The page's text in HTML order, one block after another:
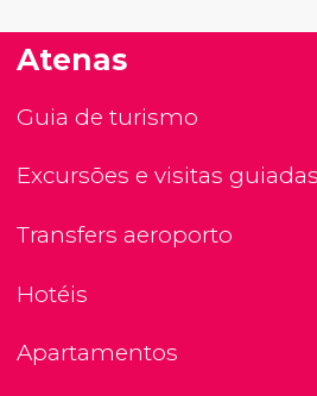
Atenas
Guia de turismo
Excursões e visitas guiadas
Transfers aeroporto
Hotéis
Apartamentos